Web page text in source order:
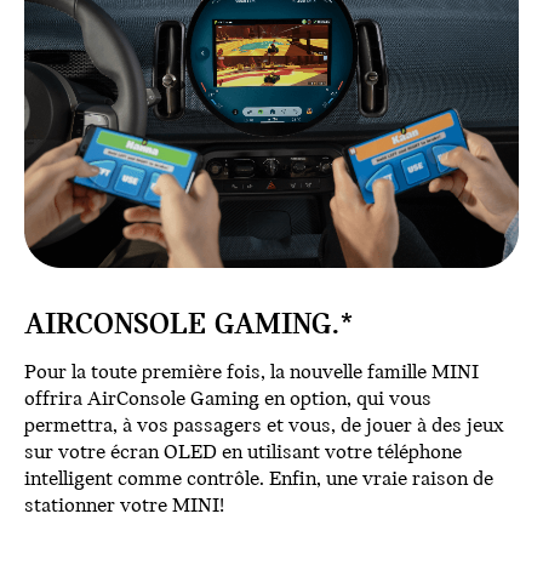
AIRCONSOLE GAMING.*
Pour la toute première fois, la nouvelle famille MINI
offrira AirConsole Gaming en option, qui vous
permettra, à vos passagers et vous, de jouer à des jeux
sur votre écran OLED en utilisant votre téléphone
intelligent comme contrôle. Enfin, une vraie raison de
stationner votre MINI!